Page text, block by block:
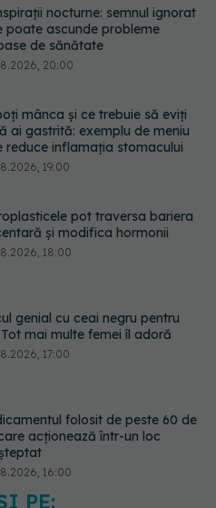
mânca și ce trebuie să eviți
ai gastrită: exemplu de meniu
reduce inflamația stomacului
19:00
pot traversa bariera
și modifica hormonii
18:00
genial cu ceai negru pentru
mai multe femei îl adoră
17:00
folosit de peste 60 de
acționează într-un loc
nocturne: semnul ignorat
poate ascunde probleme
de sănătate
20:00
PE: